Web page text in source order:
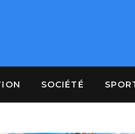
SOCIÉTÉ